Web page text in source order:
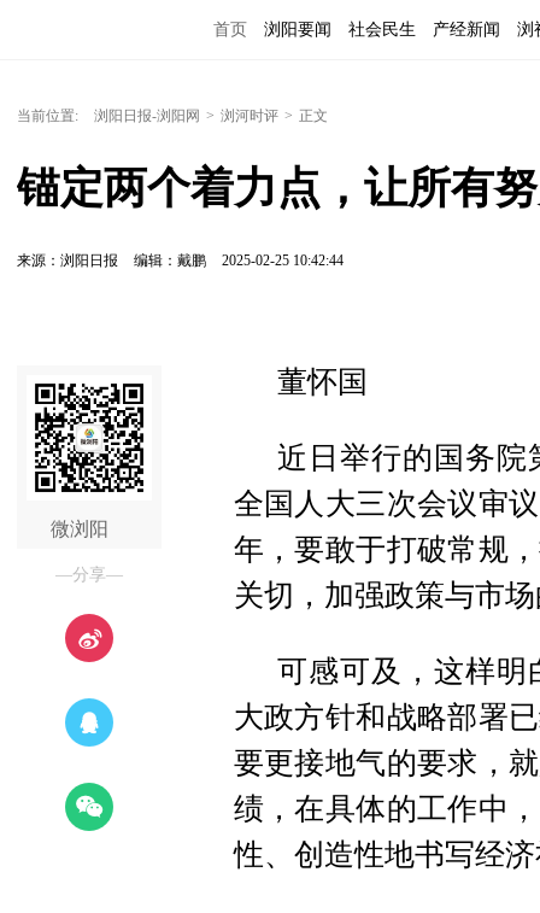
首页 浏阳要闻 社会民生 产经新闻 浏
当前位置: 浏阳日报-浏阳网 > 浏河时评 > 正文
锚定两个着力点，让所有
来源：浏阳日报 编辑：戴鹏 2025-02-25 10:42:44
微浏阳
—分享—
董怀国
近日举行的国务院
全国人大三次会议审
年，要敢于打破常规
关切，加强政策与市
可感可及，这样明
大政方针和战略部署
要更接地气的要求，
绩，在具体的工作中
性、创造性地书写经